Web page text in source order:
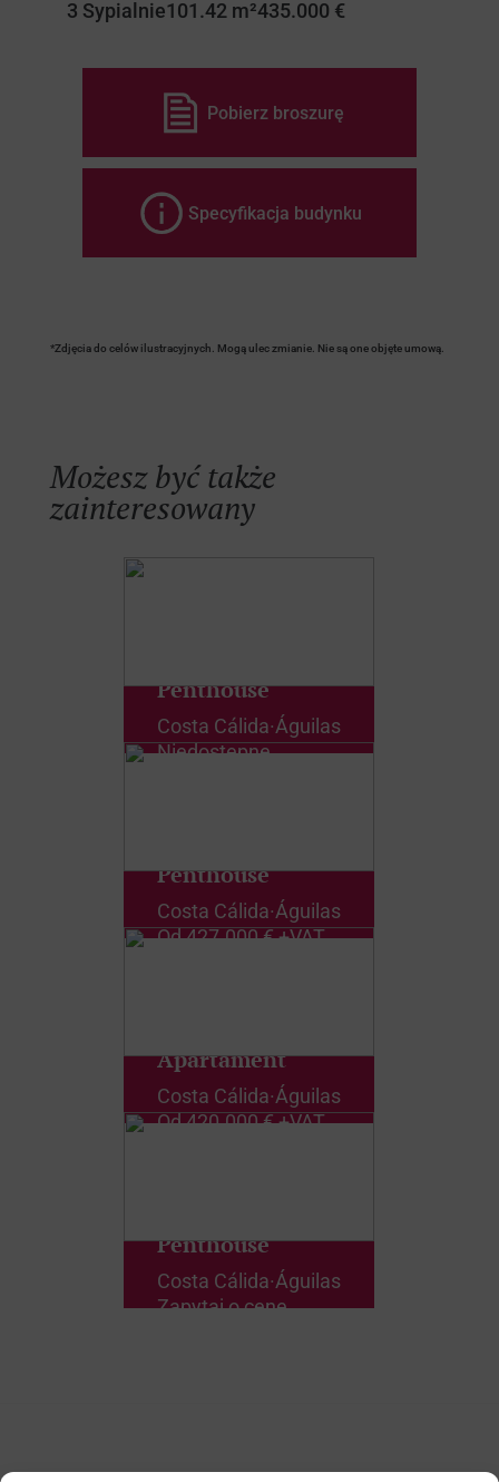
3 Sypialnie101.42 m²435.000 €
Pobierz broszurę
Specyfikacja budynku
*Zdjęcia do celów ilustracyjnych. Mogą ulec zmianie. Nie są one objęte umową.
Możesz być także
zainteresowany
Penthouse
Costa Cálida·Águilas
Niedostępne
Penthouse
Costa Cálida·Águilas
Od427.000 € +VAT
Apartament
Costa Cálida·Águilas
Od420.000 € +VAT
Penthouse
Costa Cálida·Águilas
Zapytaj o cenę